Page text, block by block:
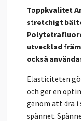
Toppkvalitet
stretchigt
utvecklad
också
Elasticiteten
och ger en
genom att dra
spännet.